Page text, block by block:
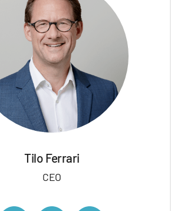
Tilo Ferrari
CEO